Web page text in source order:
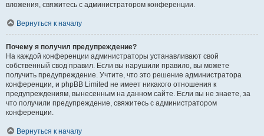
вложения, свяжитесь с администратором конференции.
Вернуться к началу
Почему я получил предупреждение?
На каждой конференции администраторы устанавливают свой
собственный свод правил. Если вы нарушили правило, вы можете
получить предупреждение. Учтите, что это решение администратора
конференции, и phpBB Limited не имеет никакого отношения к
предупреждениям, вынесенным на данном сайте. Если вы не знаете, за
что получили предупреждение, свяжитесь с администратором
конференции.
Вернуться к началу